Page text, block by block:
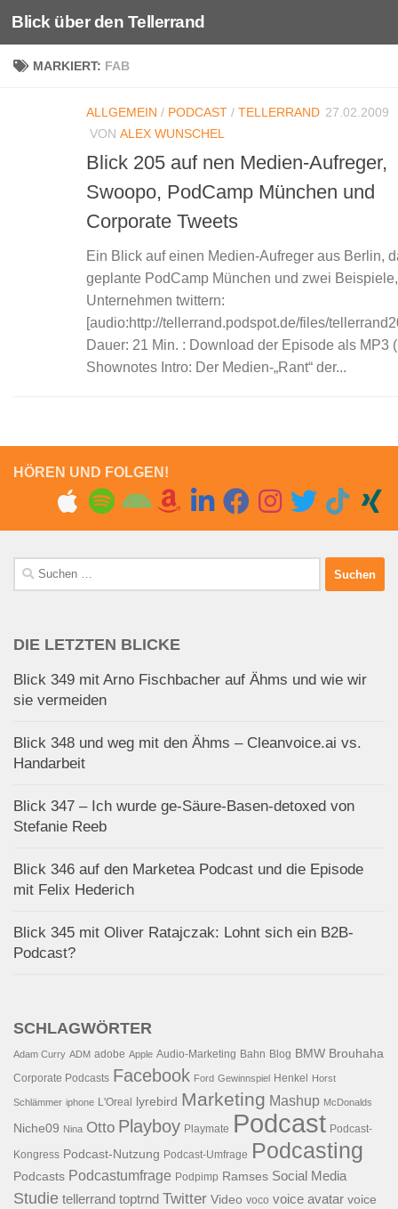
Unter dem Inhalt
Blick über den Tellerrand
MARKIERT: FAB
ALLGEMEIN / PODCAST / TELLERRAND 27.02.2009
VON ALEX WUNSCHEL
Blick 205 auf nen Medien-Aufreger,
Swoopo, PodCamp München und
Corporate Tweets
Ein Blick auf einen Medien-Aufreger aus Berlin,
geplante PodCamp München und zwei
Unternehmen twittern:
[audio:http://tellerrand.podspot.de/files/
Dauer: 21 Min. : Download der Episode als MP3
Shownotes Intro: Der Medien-„Rant“ der...
HÖREN UND FOLGEN!
Suchen
nach:
DIE LETZTEN BLICKE
Blick 349 mit Arno Fischbacher auf Ähms und wie wir
sie vermeiden
Blick 348 und weg mit den Ähms – Cleanvoice.ai vs.
Handarbeit
Blick 347 – Ich wurde ge-Säure-Basen-detoxed von
Stefanie Reeb
Blick 346 auf den Marketea Podcast und die Episode
mit Felix Hederich
Blick 345 mit Oliver Ratajczak: Lohnt sich ein B2B-
Podcast?
SCHLAGWÖRTER
Adam Curry ADM adobe Apple Audio-Marketing Bahn Blog BMW Brouhaha
Corporate Podcasts Facebook Ford Gewinnspiel Henkel Horst
Schlämmer iphone L'Oreal lyrebird Marketing Mashup McDonalds
Niche09 Nina Otto Playboy Playmate Podcast Podcast-
Kongress Podcast-Nutzung Podcast-Umfrage Podcasting
Podcasts Podcastumfrage Podpimp Ramses Social Media
Studie tellerrand toptrnd Twitter Video voco voice avatar voice